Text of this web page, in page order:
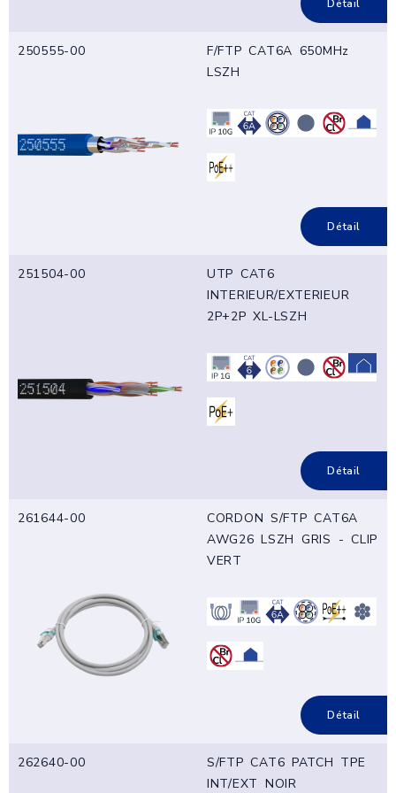
Détail
250555-00
F/FTP CAT6A 650MHz
LSZH
Détail
251504-00
UTP CAT6
INTERIEUR/EXTERIEUR
2P+2P XL-LSZH
Détail
261644-00
CORDON S/FTP CAT6A
AWG26 LSZH GRIS - CLIP
VERT
Détail
262640-00
S/FTP CAT6 PATCH TPE
INT/EXT NOIR